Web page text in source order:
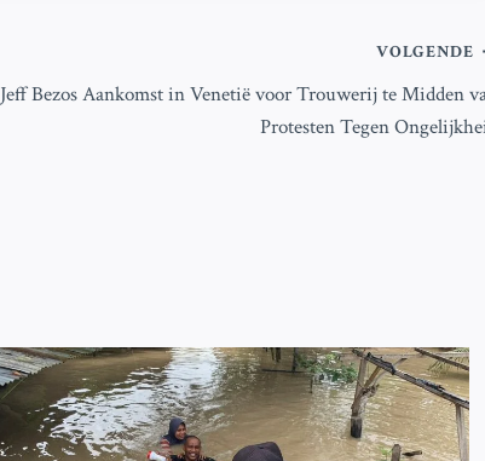
VOLGENDE
Jeff Bezos Aankomst in Venetië voor Trouwerij te Midden
Protesten Tegen